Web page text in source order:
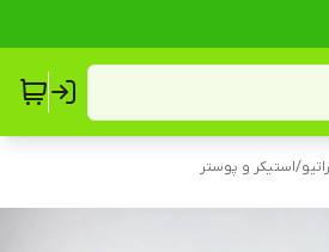
/استیکر و پوستر